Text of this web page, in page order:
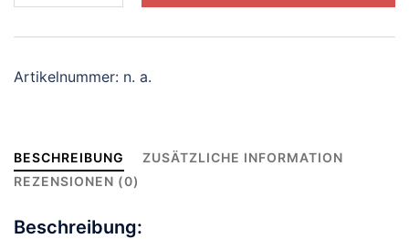
tiger
Menge
Artikelnummer: n. a.
BESCHREIBUNG
ZUSÄTZLICHE INFORMATION
REZENSIONEN (0)
Beschreibung: